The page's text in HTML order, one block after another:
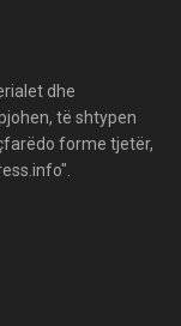
dhe
të shtypen
forme tjetër,